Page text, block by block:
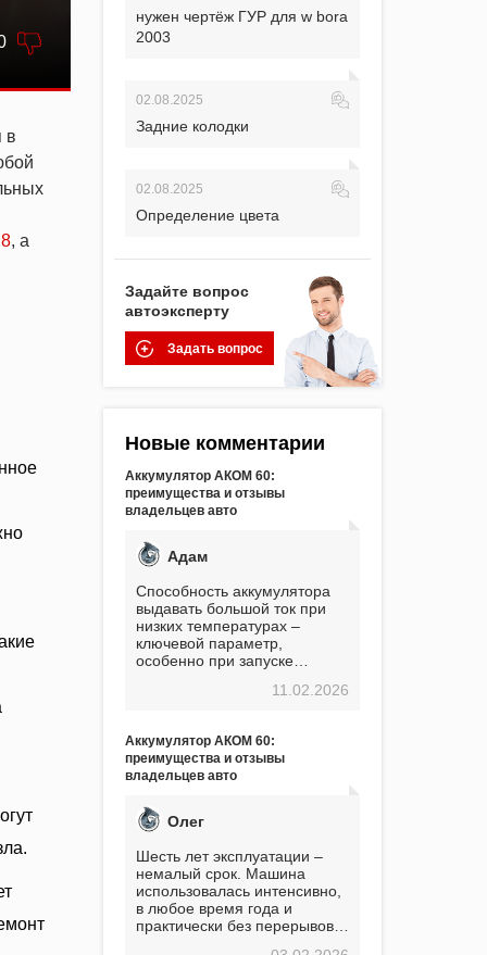
в
, а
нужен чертёж ГУР для w bora
2003
02.08.2025
Задние колодки
02.08.2025
Определение цвета
Задайте вопрос
автоэксперту
Задать вопрос
Новые комментарии
Аккумулятор АКОМ 60:
преимущества и отзывы
владельцев авто
Адам
Способность аккумулятора
выдавать большой ток при
низких температурах –
ключевой параметр,
особенно при запуске
показывает, что данный
стоимость. Долго сомневался
перед приобретением, но в
итоге ни разу не пожалел.
вложение, избавляющее от
головной боли, связанной с
АКБ. Подтверждаю
11.02.2026
Аккумулятор АКОМ 60:
преимущества и отзывы
владельцев авто
Олег
Шесть лет эксплуатации –
немалый срок. Машина
использовалась интенсивно,
в любое время года и
практически без перерывов.